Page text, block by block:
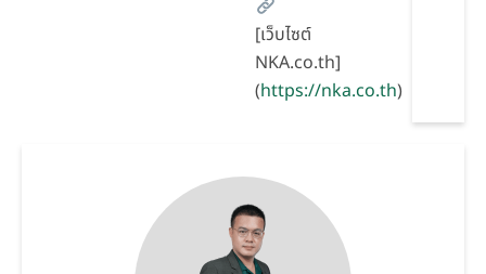
[เว็บไซต์
NKA.co.th]
(https://nka.co.th)